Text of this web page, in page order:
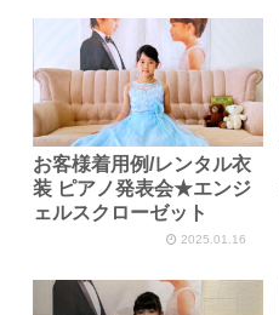
お客様着用例/レンタル衣
装 ピアノ発表会★エンジ
ェルスクローゼット
2025.01.16